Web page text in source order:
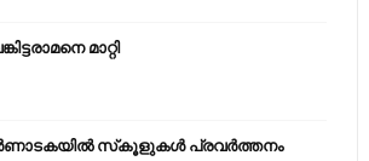
മാറ്റി
സ്‌കൂളുകള്‍ പ്രവര്‍ത്തനം